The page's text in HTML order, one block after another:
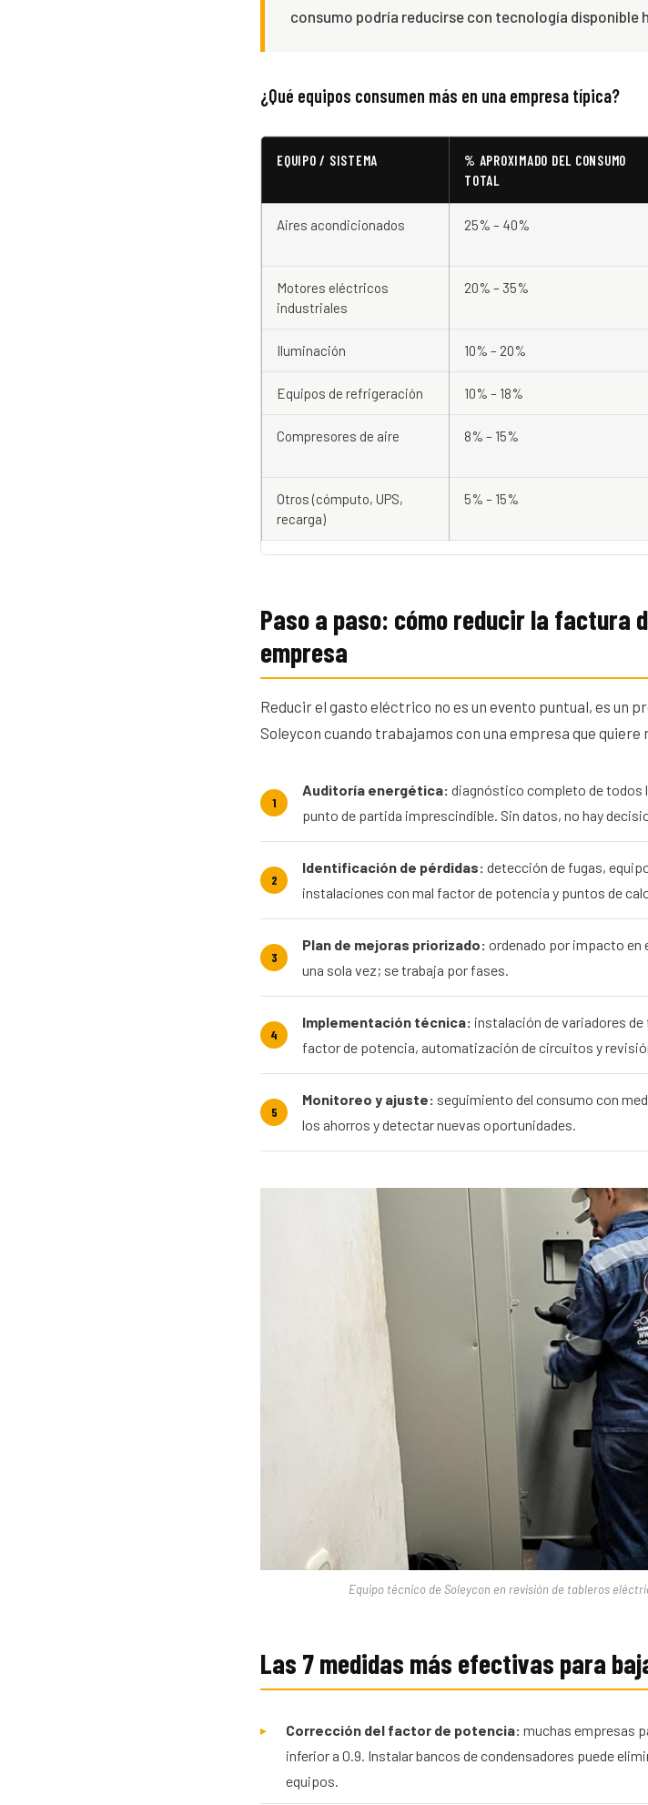
consumo podría reducirse con tecnología disponible
¿Qué equipos consumen más en una empresa típica?
EQUIPO / SISTEMA
% APROXIMADO DEL CONSUMO
TOTAL
Aires acondicionados 25% – 40%
Motores eléctricos
industriales
20% – 35%
Iluminación 10% – 20%
Equipos de refrigeración 10% – 18%
Compresores de aire 8% – 15%
Otros (cómputo, UPS,
recarga)
5% – 15%
Paso a paso: cómo reducir la factura
empresa
Reducir el gasto eléctrico no es un evento puntual, es un
Soleycon cuando trabajamos con una empresa que
Auditoría energética: diagnóstico completo de todos
punto de partida imprescindible. Sin datos, no hay
Identificación de pérdidas: detección de fugas,
instalaciones con mal factor de potencia y puntos de
Plan de mejoras priorizado: ordenado por impacto en
una sola vez; se trabaja por fases.
Implementación técnica: instalación de variadores
factor de potencia, automatización de circuitos y
Monitoreo y ajuste: seguimiento del consumo con
los ahorros y detectar nuevas oportunidades.
Equipo técnico de Soleycon en revisión de tableros
Las 7 medidas más efectivas para
Corrección del factor de potencia: muchas empresas
inferior a 0.9. Instalar bancos de condensadores puede
equipos.